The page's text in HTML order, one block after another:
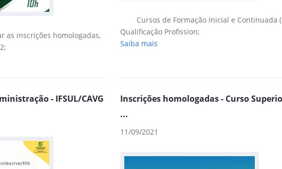
as inscrições homologadas,
Cursos de Formação Inicial e Continuada
Qualificação Profission;
Saiba mais
- IFSUL/CAVG
Inscrições homologadas - Curso
...
11/09/2021